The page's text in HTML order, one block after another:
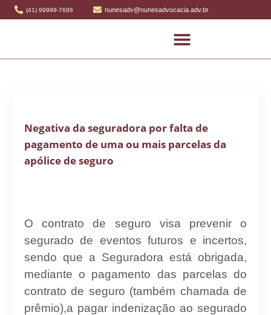
(41) 99999-7686 nunesadv@nunesadvocacia.adv.br
Negativa da seguradora por falta de
pagamento de uma ou mais parcelas da
apólice de seguro
O contrato de seguro visa prevenir o
segurado de eventos futuros e incertos,
sendo que a Seguradora está obrigada,
mediante o pagamento das parcelas do
contrato de seguro (também chamada de
prêmio),a pagar indenização ao segurado